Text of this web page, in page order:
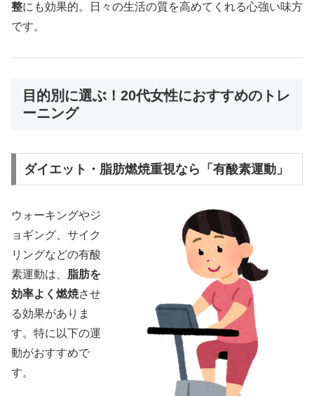
整にも効果的。日々の生活の質を高めてくれる心強い味方
です。
目的別に選ぶ！20代女性におすすめのトレ
ーニング
ダイエット・脂肪燃焼重視なら「有酸素運動」
ウォーキングやジ
ョギング、サイク
リングなどの有酸
素運動は、 脂肪を
効率よく燃焼させ
る効果がありま
す。特に以下の運
動がおすすめで
す。